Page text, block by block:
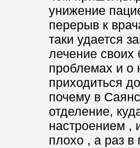
унижение
перерыв к
таки удается
лечение своих
проблемах и о
приходиться
почему в
отделение,
настроением ,
плохо , а раз в